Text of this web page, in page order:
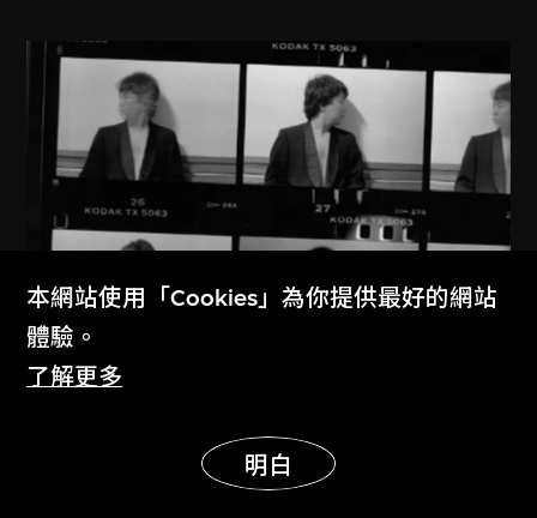
本網站使用「Cookies」為你提供最好的網站
體驗。
了解更多
明白
展示更多